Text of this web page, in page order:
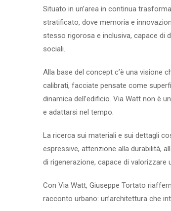
Situato in un’area in continua
stratificato, dove memoria e
stesso rigorosa e inclusiva, capace di
sociali.
Alla base del concept c’è una visione
calibrati, facciate pensate come
dinamica dell’edificio. Via Watt non è
e adattarsi nel tempo.
La ricerca sui materiali e sui dettagli
espressive, attenzione alla durabilità,
di rigenerazione, capace di valorizzare
Con Via Watt, Giuseppe Tortato
racconto urbano: un’architettura che